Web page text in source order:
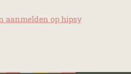
aanmelden op hipsy